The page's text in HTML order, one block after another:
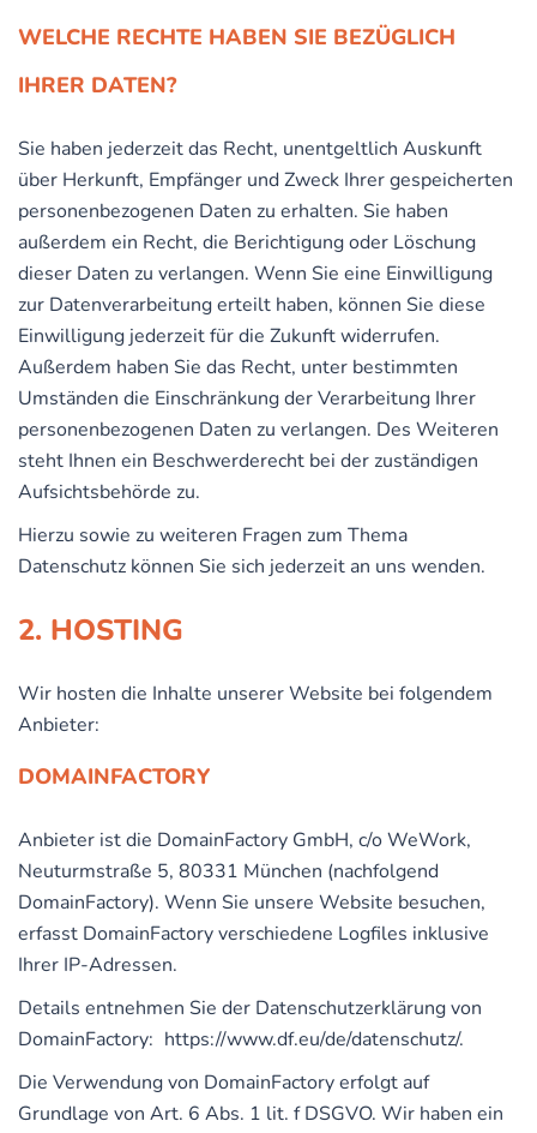
WELCHE RECHTE HABEN SIE BEZÜGLICH
IHRER DATEN?
Sie haben jederzeit das Recht, unentgeltlich Auskunft
über Herkunft, Empfänger und Zweck Ihrer gespeicherten
personenbezogenen Daten zu erhalten. Sie haben
außerdem ein Recht, die Berichtigung oder Löschung
dieser Daten zu verlangen. Wenn Sie eine Einwilligung
zur Datenverarbeitung erteilt haben, können Sie diese
Einwilligung jederzeit für die Zukunft widerrufen.
Außerdem haben Sie das Recht, unter bestimmten
Umständen die Einschränkung der Verarbeitung Ihrer
personenbezogenen Daten zu verlangen. Des Weiteren
steht Ihnen ein Beschwerderecht bei der zuständigen
Aufsichtsbehörde zu.
Hierzu sowie zu weiteren Fragen zum Thema
Datenschutz können Sie sich jederzeit an uns wenden.
2. HOSTING
Wir hosten die Inhalte unserer Website bei folgendem
Anbieter:
DOMAINFACTORY
Anbieter ist die DomainFactory GmbH, c/o WeWork,
Neuturmstraße 5, 80331 München (nachfolgend
DomainFactory). Wenn Sie unsere Website besuchen,
erfasst DomainFactory verschiedene Logfiles inklusive
Ihrer IP-Adressen.
Details entnehmen Sie der Datenschutzerklärung von
DomainFactory: https://www.df.eu/de/datenschutz/.
Die Verwendung von DomainFactory erfolgt auf
Grundlage von Art. 6 Abs. 1 lit. f DSGVO. Wir haben ein